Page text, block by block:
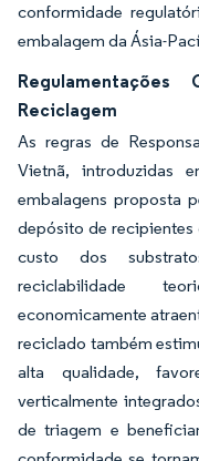
conformidade
embalagem da Ásia-
Reciclagem
As regras de
Vietnã, introduzidas
embalagens proposta
depósito de recipientes
custo dos
reciclabilidade
economicamente
reciclado também
alta qualidade,
verticalmente
de triagem e